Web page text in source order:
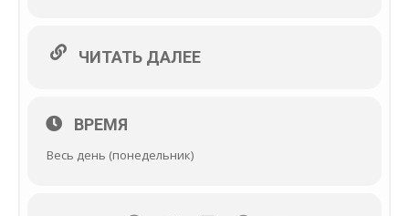
ЧИТАТЬ ДАЛЕЕ
ВРЕМЯ
Весь день (понедельник)